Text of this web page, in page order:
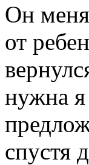
Он
от
нужна я
спустя